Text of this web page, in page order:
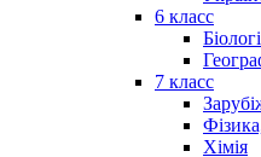
6 класс
7 класс
Хімія